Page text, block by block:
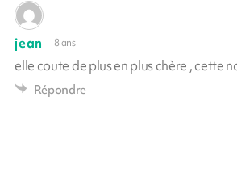
jean 8 ans
elle coute de plus en plus chère , cette
Répondre